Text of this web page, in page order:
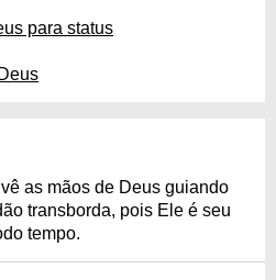
para status
as mãos de Deus guiando
transborda, pois Ele é seu
tempo.